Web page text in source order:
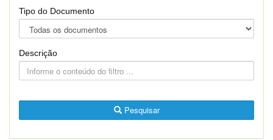
Tipo do Documento
Descrição
Pesquisar